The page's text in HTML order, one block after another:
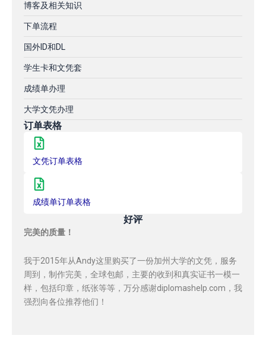
博客及相关知识
下单流程
国外ID和DL
学生卡和文凭套
成绩单办理
大学文凭办理
订单表格
文凭订单表格
成绩单订单表格
好评
完美的质量！
我于2015年从Andy这里购买了一份加州大学的文凭，服务
周到，制作完美，全球包邮，主要的收到和真实证书一模一
样，包括印章，纸张等等，万分感谢diplomashelp.com，我
强烈向各位推荐他们！